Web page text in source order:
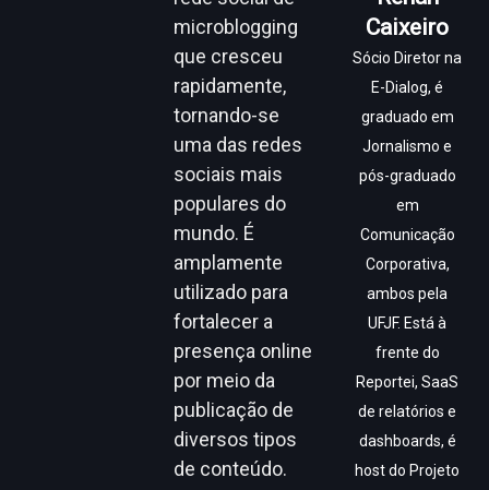
microblogging
que cresceu
rapidamente,
tornando-se
uma das redes
sociais mais
populares do
mundo. É
amplamente
utilizado para
fortalecer a
presença online
por meio da
publicação de
diversos tipos
de conteúdo.
Caixeiro
Sócio Diretor na
E-Dialog, é
graduado em
Jornalismo e
pós-graduado
em
Comunicação
Corporativa,
ambos pela
UFJF. Está à
frente do
Reportei, SaaS
de relatórios e
dashboards, é
host do Projeto